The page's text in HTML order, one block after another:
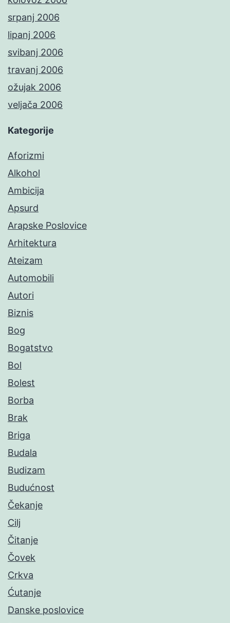
srpanj 2006
lipanj 2006
svibanj 2006
travanj 2006
ožujak 2006
veljača 2006
Kategorije
Aforizmi
Alkohol
Ambicija
Apsurd
Arapske Poslovice
Arhitektura
Ateizam
Automobili
Autori
Biznis
Bog
Bogatstvo
Bol
Bolest
Borba
Brak
Briga
Budala
Budizam
Budućnost
Čekanje
Cilj
Čitanje
Čovek
Crkva
Ćutanje
Danske poslovice